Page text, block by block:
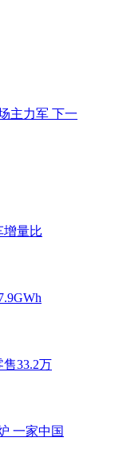
主力军 下一
增量比
33.2万
一家中国